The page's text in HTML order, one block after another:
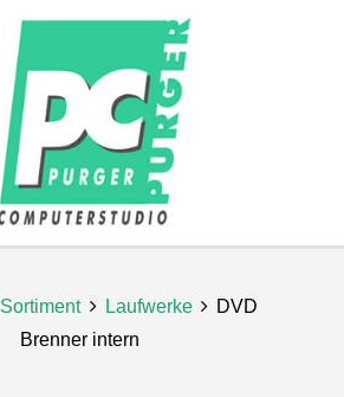
Sortiment Laufwerke
DVD
Brenner intern